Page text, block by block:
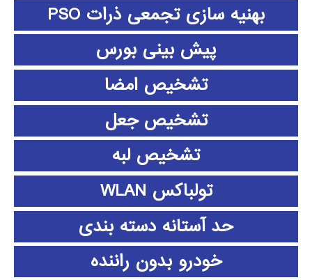
بهنیه سازی تجمعی ذرات PSO
پیش بینی بورس
تشخیص امضا
تشخیص جعل
تشخیص لبه
تولباکس WLAN
حد آستانه دسته بندی
خودرو بدون راننده